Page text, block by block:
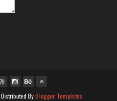
ByBlogger Templates